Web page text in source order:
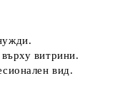
витрини.
вид.